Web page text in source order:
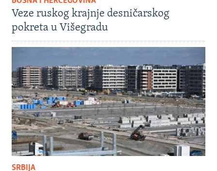
Veze ruskog krajnje desničarskog
pokreta u Višegradu
SRBIJA